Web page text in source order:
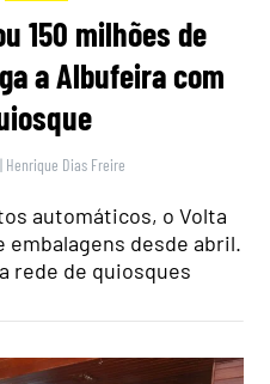
150 milhões de
a Albufeira com
| Henrique Dias Freire
automáticos, o Volta
embalagens desde abril.
rede de quiosques